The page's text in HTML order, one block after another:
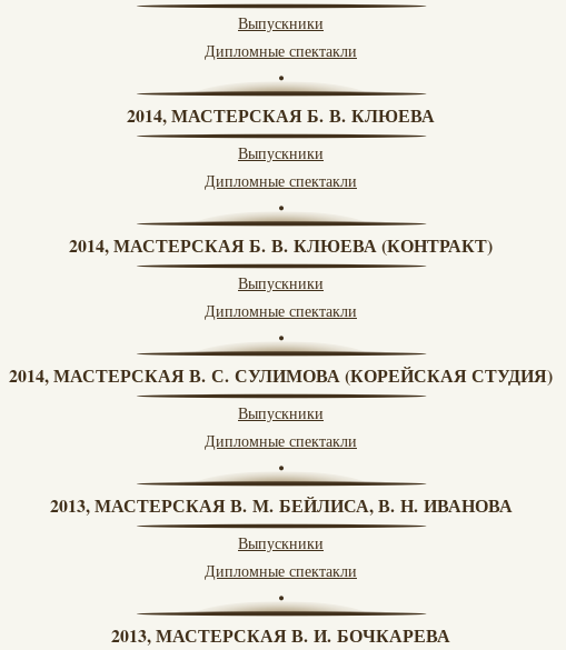
Выпускники
Дипломные спектакли
2014, МАСТЕРСКАЯ Б. В. КЛЮЕВА
Выпускники
Дипломные спектакли
2014, МАСТЕРСКАЯ Б. В. КЛЮЕВА (КОНТРАКТ)
Выпускники
Дипломные спектакли
2014, МАСТЕРСКАЯ В. С. СУЛИМОВА (КОРЕЙСКАЯ СТУДИЯ)
Выпускники
Дипломные спектакли
2013, МАСТЕРСКАЯ В. М. БЕЙЛИСА, В. Н. ИВАНОВА
Выпускники
Дипломные спектакли
2013, МАСТЕРСКАЯ В. И. БОЧКАРЕВА